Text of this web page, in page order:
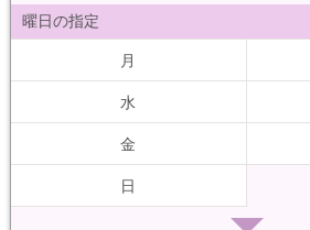
曜日の指定
月
水
金
日